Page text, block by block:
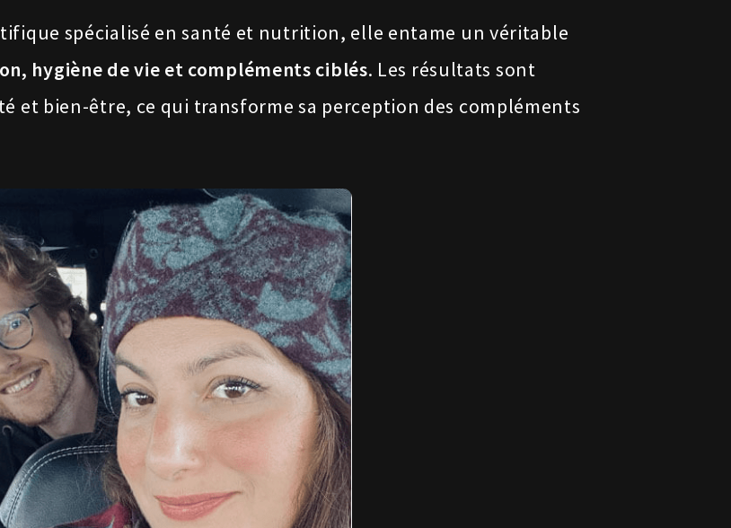
spécialisé en santé et nutrition, elle entame un véritable
hygiène de vie et compléments ciblés. Les résultats sont
et bien-être, ce qui transforme sa perception des compléments